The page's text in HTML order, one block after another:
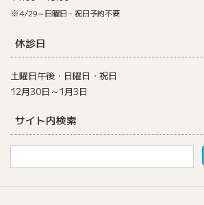
※4/29～日曜日・祝日予約不要
休診日
土曜日午後・日曜日・祝日
12月30日～1月3日
サイト内検索